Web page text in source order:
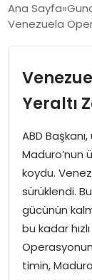
YAŞAM
SAĞLIK
MAGAZIN
SPOR
EĞITIM
Ana Sayfa
Venezuela
Yeraltı
ABD
Maduro’nun
koydu.
sürüklendi.
gücünün
bu kadar
timin,